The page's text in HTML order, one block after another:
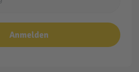
Anmelden